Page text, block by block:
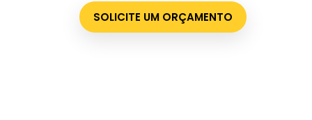
SOLICITE UM ORÇAMENTO